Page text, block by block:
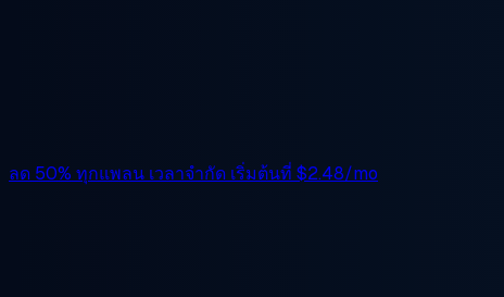
ลด 50% ทุกแพลน เวลาจำกัด เริ่มต้นที่ $2.48/mo